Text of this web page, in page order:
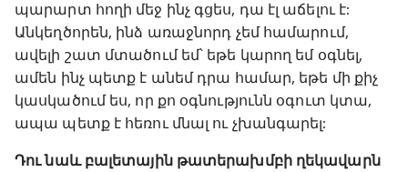
պարարտ հողի մեջ ինչ գցես, դա էլ աճելու է:
Անկեղծորեն, ինձ առաջնորդ չեմ համարում,
ավելի շատ մտածում եմ՝ եթե կարող եմ օգնել,
ամեն ինչ պետք է անեմ դրա համար, եթե մի քիչ
կասկածում ես, որ քո օգնությունն օգուտ կտա,
ապա պետք է հեռու մնալ ու չխանգարել:
Դու նաև բալետային թատերախմբի ղեկավարն